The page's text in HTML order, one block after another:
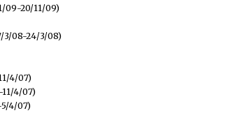
09-20/11/09)
3/08-24/3/08)
4/07)
4/07)
4/07)